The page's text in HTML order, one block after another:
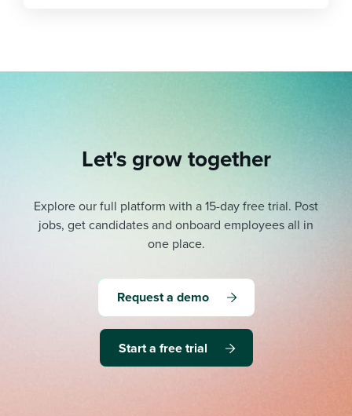
Let's grow together
Explore our full platform with a 15-day free trial. Post
jobs, get candidates and onboard employees all in
one place.
Request a demo
Start a free trial